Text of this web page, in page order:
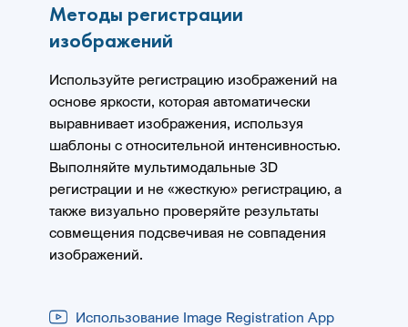
Методы регистрации
изображений
Используйте регистрацию изображений на
основе яркости, которая автоматически
выравнивает изображения, используя
шаблоны с относительной интенсивностью.
Выполняйте мультимодальные 3D
регистрации и не «жесткую» регистрацию, а
также визуально проверяйте результаты
совмещения подсвечивая не совпадения
изображений.
Использование Image Registration App